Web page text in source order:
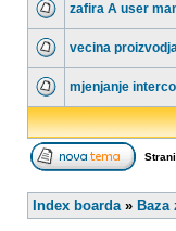
zafira A user
vecina
mjenjanje
Index boarda» Baza